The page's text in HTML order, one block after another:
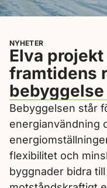
NYHETER
Elva
framtidens
bebyggelse
Bebyggelsen står
energianvändning
flexibilitet och
byggnader bidra